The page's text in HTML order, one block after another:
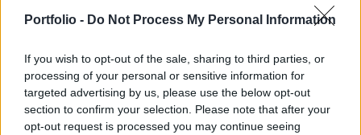
Portfolio - Do Not Process My Personal Information
If you wish to opt-out of the sale, sharing to third parties, or
processing of your personal or sensitive information for
targeted advertising by us, please use the below opt-out
section to confirm your selection. Please note that after your
opt-out request is processed you may continue seeing
adott válaszokkal. Ez már a hetedik alkalom, hogy
visszatapsoltok minket – nem véletlenül. A
résztvevők visszajelzései és eredményei azt
mutatják: ez a tanfolyam működik!
A tudatos pénzkezelés és a hatékony vagyonépítés már
nem luxus, hanem alapvető szükséglet. A Sikeres befektető